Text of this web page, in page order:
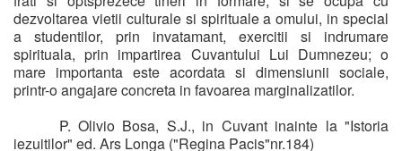
dezvoltarea vietii culturale si spirituale a omului, in special
a studentilor, prin invatamant, exercitii si indrumare
spirituala, prin impartirea Cuvantului Lui Dumnezeu; o
mare importanta este acordata si dimensiunii sociale,
printr-o angajare concreta in favoarea marginalizatilor.
P. Olivio Bosa, S.J., in Cuvant inainte la "Istoria
iezuitilor" ed. Ars Longa ("Regina Pacis"nr.184)